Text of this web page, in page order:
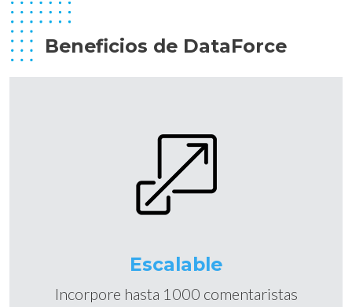
Beneficios de DataForce
Escalable
Incorpore hasta 1000 comentaristas